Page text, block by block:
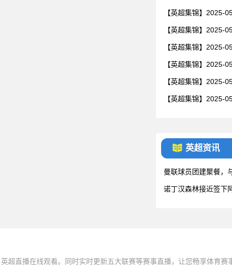
【英超集锦】2025-
【英超集锦】2025-
【英超集锦】2025-
【英超集锦】2025-
【英超集锦】2025-
【英超集锦】2025-
英超资讯
曼联球员团建聚餐，
诺丁汉森林接近签下
超直播在线观看。同时实时更新五大联赛等赛事直播，让您畅享体育赛